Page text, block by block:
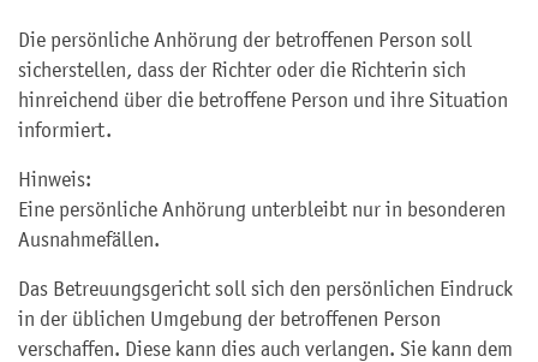
Die persönliche Anhörung der betroffenen Person soll
sicherstellen, dass der Richter oder die Richterin sich
hinreichend über die betroffene Person und ihre Situation
informiert.
Hinweis:
Eine persönliche Anhörung unterbleibt nur in besonderen
Ausnahmefällen.
Das Betreuungsgericht soll sich den persönlichen Eindruck
in der üblichen Umgebung der betroffenen Person
verschaffen. Diese kann dies auch verlangen. Sie kann dem